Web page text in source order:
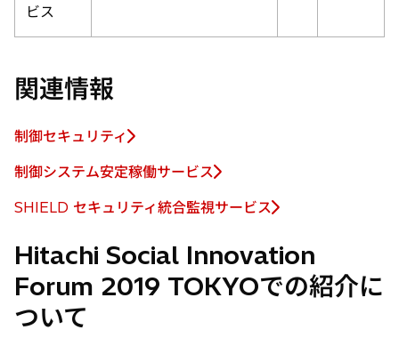
ビス
関連情報
制御セキュリティ
新
し
タ
で
開
く
制御システム安定稼働サービス
新
し
タ
ブ
で
開
く
SHIELD セキュリティ統合監視サービス
新
い
タ
で
Hitachi Social Innovation
Forum 2019 TOKYOでの紹介に
ついて